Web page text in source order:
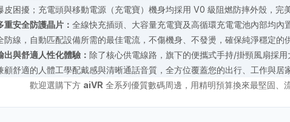
皮困擾；充電頭與移動電源（充電寶）機身均採用 V0 級阻燃防摔外殼，完
重安全防護晶片： 全線快充插頭、大容量充電寶及高循環充電電池內部均
防線，自動匹配設備所需的最佳電流，不傷機身、不發燙，確保純淨穩定的
出與舒適人性化體驗： 除了核心供電線路，旗下的便攜式手持/掛頸風扇採
顧舒適的人體工學配戴感與清晰通話音質，全方位覆蓋您的出行、工作與居
歡迎選購下方 aiVR 全系列優質數碼周邊，用精明預算換來最堅固、